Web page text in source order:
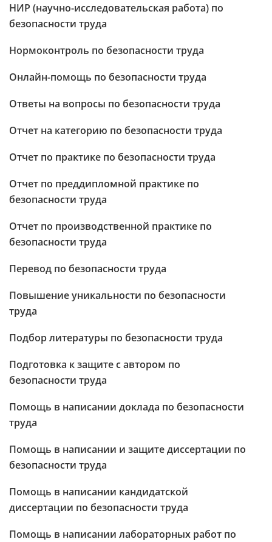
НИР (научно-исследовательская работа) по
безопасности труда
Нормоконтроль по безопасности труда
Онлайн-помощь по безопасности труда
Ответы на вопросы по безопасности труда
Отчет на категорию по безопасности труда
Отчет по практике по безопасности труда
Отчет по преддипломной практике по
безопасности труда
Отчет по производственной практике по
безопасности труда
Перевод по безопасности труда
Повышение уникальности по безопасности
труда
Подбор литературы по безопасности труда
Подготовка к защите с автором по
безопасности труда
Помощь в написании доклада по безопасности
труда
Помощь в написании и защите диссертации по
безопасности труда
Помощь в написании кандидатской
диссертации по безопасности труда
Помощь в написании лабораторных работ по